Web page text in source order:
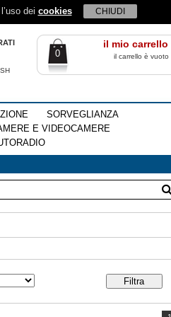
dei cookies CHIUDI
il mio carrello
0 il carrello è vuoto
SORVEGLIANZA
E VIDEOCAMERE